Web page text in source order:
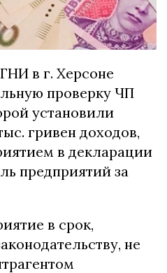
в г. Херсоне
проверку ЧП
установили
гривен доходов,
в декларации
предприятий за
в срок,
не